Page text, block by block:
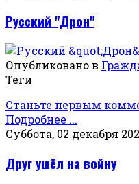
Русский "Дрон"
Опубликовано в
Теги
Станьте первым
Подробнее ...
Суббота, 02 декабря
Друг ушёл на войну